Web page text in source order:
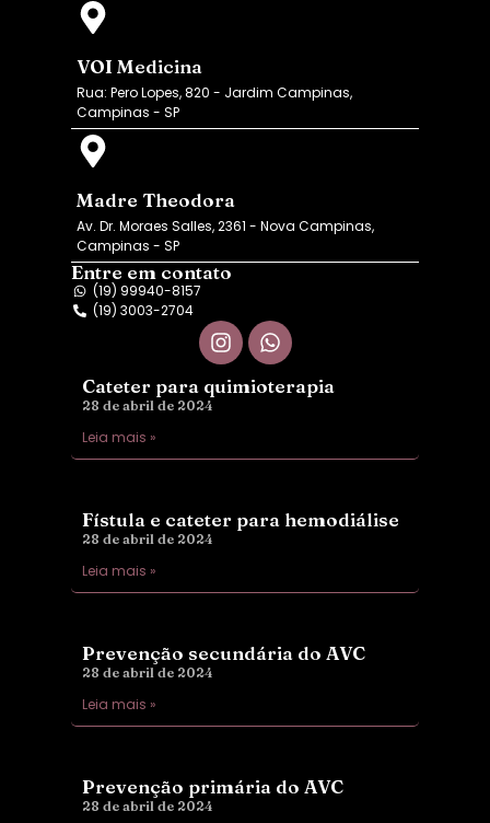
VOI Medicina
Rua: Pero Lopes, 820 - Jardim Campinas,
Campinas - SP
Madre Theodora
Av. Dr. Moraes Salles, 2361 - Nova Campinas,
Campinas - SP
Entre em contato
(19) 99940-8157
(19) 3003-2704
Cateter para quimioterapia
28 de abril de 2024
Leia mais »
Fístula e cateter para hemodiálise
28 de abril de 2024
Leia mais »
Prevenção secundária do AVC
28 de abril de 2024
Leia mais »
Prevenção primária do AVC
28 de abril de 2024